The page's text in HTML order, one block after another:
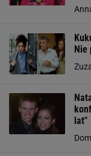
Nie
lat"